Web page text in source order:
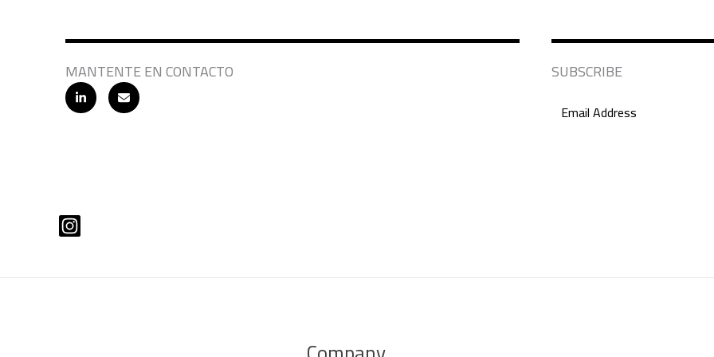
MANTENTE EN CONTACTO SUBSCRIBE